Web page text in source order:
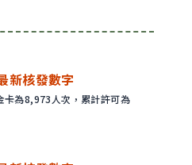
新核發數字
卡為8,973人次，累計許可為